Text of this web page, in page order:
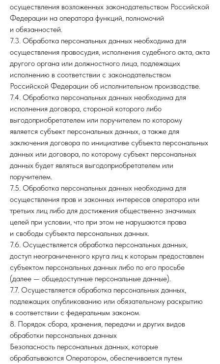
осуществления возложенных законодательством Российской
Федерации на оператора функций, полномочий
и обязанностей.
7.3. Обработка персональных данных необходима для
осуществления правосудия, исполнения судебного акта, акта
другого органа или должностного лица, подлежащих
исполнению в соответствии с законодательством
Российской Федерации об исполнительном производстве.
7.4. Обработка персональных данных необходима для
исполнения договора, стороной которого либо
выгодоприобретателем или поручителем по которому
является субъект персональных данных, а также для
заключения договора по инициативе субъекта персональных
данных или договора, по которому субъект персональных
данных будет являться выгодоприобретателем или
поручителем.
7.5. Обработка персональных данных необходима для
осуществления прав и законных интересов оператора или
третьих лиц либо для достижения общественно значимых
целей при условии, что при этом не нарушаются права
и свободы субъекта персональных данных.
7.6. Осуществляется обработка персональных данных,
доступ неограниченного круга лиц к которым предоставлен
субъектом персональных данных либо по его просьбе
(далее — общедоступные персональные данные).
7.7. Осуществляется обработка персональных данных,
подлежащих опубликованию или обязательному раскрытию
в соответствии с федеральным законом.
8. Порядок сбора, хранения, передачи и других видов
обработки персональных данных
Безопасность персональных данных, которые
обрабатываются Оператором, обеспечивается путем